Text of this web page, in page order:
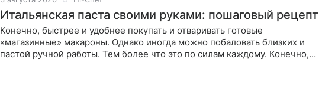
Итальянская паста своими руками: пошаговый рецепт
Конечно, быстрее и удобнее покупать и отваривать готовые
«магазинные» макароны. Однако иногда можно побаловать близких и
пастой ручной работы. Тем более что это по силам каждому. Конечно,